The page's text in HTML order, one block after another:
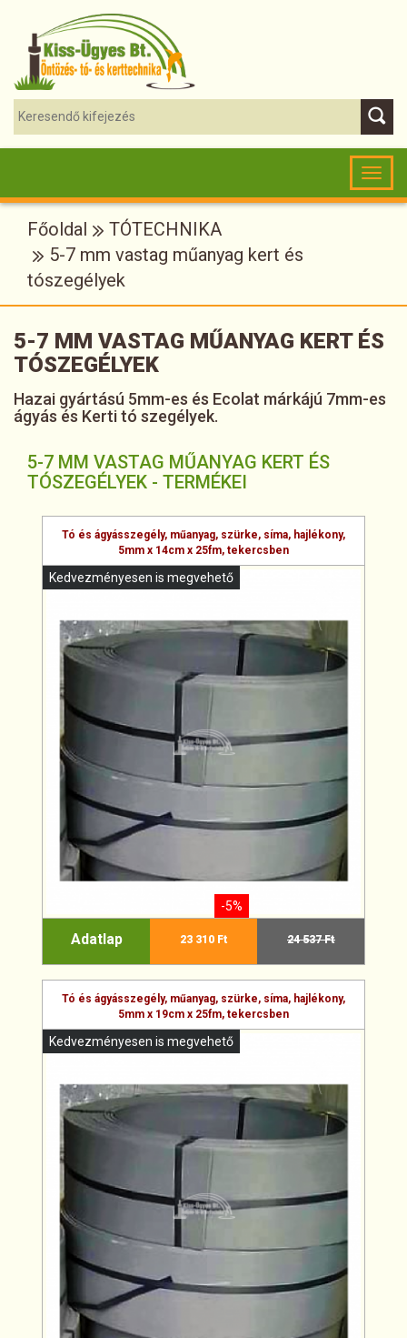
Főoldal
TÓTECHNIKA
5-7 mm vastag műanyag kert és
tószegélyek
5-7 MM VASTAG MŰANYAG KERT ÉS
TÓSZEGÉLYEK
Hazai gyártású 5mm-es és Ecolat márkájú 7mm-es
ágyás és Kerti tó szegélyek.
5-7 MM VASTAG MŰANYAG KERT ÉS
TÓSZEGÉLYEK - TERMÉKEI
Tó és ágyásszegély, műanyag, szürke, síma, hajlékony,
5mm x 14cm x 25fm, tekercsben
Kedvezményesen is megvehető
-5%
Adatlap 23 310 Ft 24 537 Ft
Tó és ágyásszegély, műanyag, szürke, síma, hajlékony,
5mm x 19cm x 25fm, tekercsben
Kedvezményesen is megvehető